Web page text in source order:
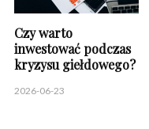
Czy warto
inwestować podczas
kryzysu giełdowego?
2026-06-23